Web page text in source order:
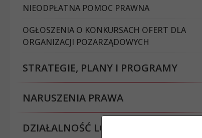
NIEODPŁATNA POMOC PRAWNA
OGŁOSZENIA O KONKURSACH OFERT DLA
ORGANIZACJI POZARZĄDOWYCH
STRATEGIE, PLANY I PROGRAMY
NARUSZENIA PRAWA
DZIAŁALNOŚĆ LOBBINGOWA